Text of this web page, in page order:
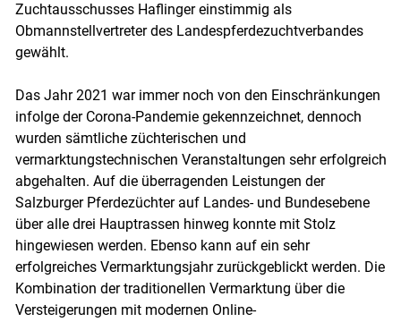
Zuchtausschusses Haflinger einstimmig als
Obmannstellvertreter des Landespferdezuchtverbandes
gewählt.
Das Jahr 2021 war immer noch von den Einschränkungen
infolge der Corona-Pandemie gekennzeichnet, dennoch
wurden sämtliche züchterischen und
vermarktungstechnischen Veranstaltungen sehr erfolgreich
abgehalten. Auf die überragenden Leistungen der
Salzburger Pferdezüchter auf Landes- und Bundesebene
über alle drei Hauptrassen hinweg konnte mit Stolz
hingewiesen werden. Ebenso kann auf ein sehr
erfolgreiches Vermarktungsjahr zurückgeblickt werden. Die
Kombination der traditionellen Vermarktung über die
Versteigerungen mit modernen Online-